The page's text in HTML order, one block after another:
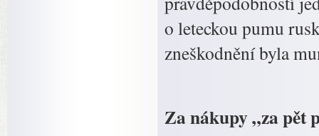
o leteckou pumu
zneškodnění byla
Za nákupy „za pět